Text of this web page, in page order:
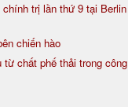
chính trị lần thứ 9 tại Berlin
chiến hào
từ chất phế thải trong công